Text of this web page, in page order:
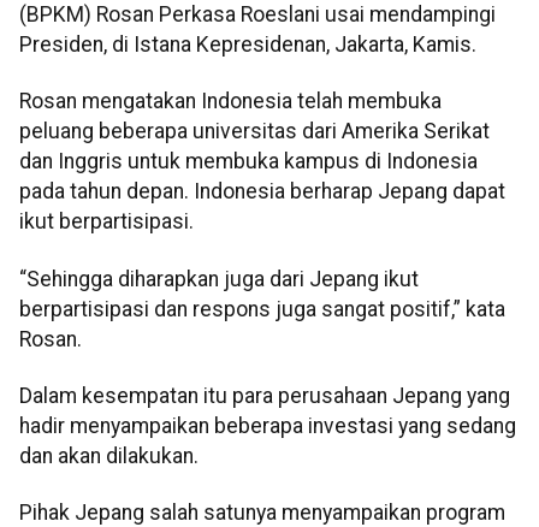
(BPKM) Rosan Perkasa Roeslani usai mendampingi
Presiden, di Istana Kepresidenan, Jakarta, Kamis.
Rosan mengatakan Indonesia telah membuka
peluang beberapa universitas dari Amerika Serikat
dan Inggris untuk membuka kampus di Indonesia
pada tahun depan. Indonesia berharap Jepang dapat
ikut berpartisipasi.
“Sehingga diharapkan juga dari Jepang ikut
berpartisipasi dan respons juga sangat positif,” kata
Rosan.
Dalam kesempatan itu para perusahaan Jepang yang
hadir menyampaikan beberapa investasi yang sedang
dan akan dilakukan.
Pihak Jepang salah satunya menyampaikan program